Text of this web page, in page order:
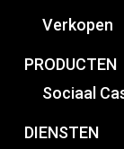
Verkopen
PRODUCTEN
Sociaal
DIENSTEN